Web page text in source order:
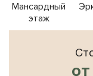
Мансардный
этаж
от